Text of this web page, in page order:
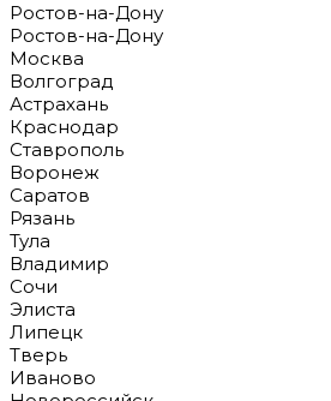
Ростов-на-Дону
Ростов-на-Дону
Москва
Волгоград
Астрахань
Краснодар
Ставрополь
Воронеж
Саратов
Рязань
Тула
Владимир
Сочи
Элиста
Липецк
Тверь
Иваново